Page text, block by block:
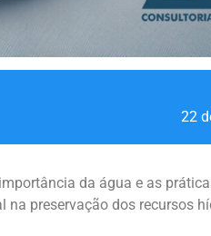
22
da água e as
preservação dos recursos